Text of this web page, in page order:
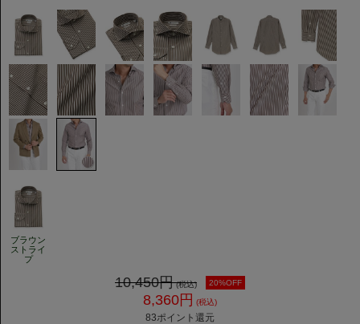
ブラウン
ストライ
プ
10,450円 (税込) 20%OFF
8,360円 (税込)
83ポイント還元